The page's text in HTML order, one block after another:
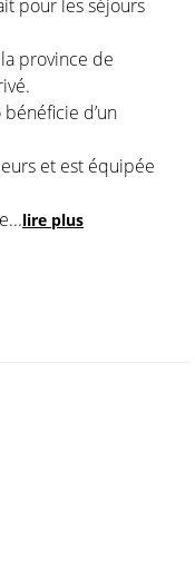
pour les séjours
province de
d’un
et est équipée
...lire plus